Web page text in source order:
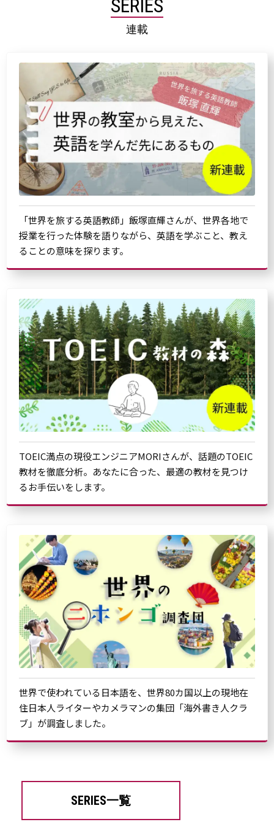
SERIES
連載
「世界を旅する英語教師」飯塚直輝さんが、世界各地で
授業を行った体験を語りながら、英語を学ぶこと、教え
ることの意味を探ります。
TOEIC満点の現役エンジニアMORIさんが、話題のTOEIC
教材を徹底分析。あなたに合った、最適の教材を見つけ
るお手伝いをします。
世界で使われている日本語を、世界80カ国以上の現地在
住日本人ライターやカメラマンの集団「海外書き人クラ
ブ」が調査しました。
SERIES一覧